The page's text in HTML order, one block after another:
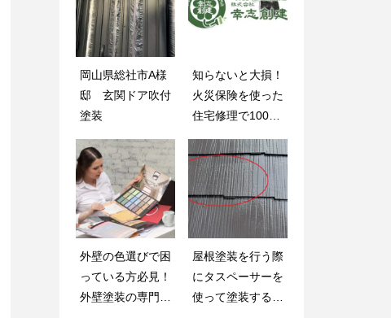
岡山県総社市A様
邸 玄関ドア吹付
塗装
知らないと大損！
火災保険を使った
住宅修理で100万
実例と成功のコツ
外壁の色選びで困
っている方必見！
外壁塗装の専門家
屋根塗装を行う際
にタスペーサーを
使って塗装する意
外壁塗装の目安と
なる現象とは？
3分でできる！外
壁の簡易チェック
法とメンテナンス
総社市の街並みを
彩る：外壁塗装の
プロフェッショナ
外壁塗装の時期は
いつか、依頼をす
る目安は